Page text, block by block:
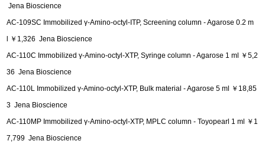
Jena Bioscience
AC-109SC Immobilized γ-Amino-octyl-ITP, Screening column - Agarose 0.2 m
l ￥1,326 Jena Bioscience
AC-110C Immobilized γ-Amino-octyl-XTP, Syringe column - Agarose 1 ml ￥5,2
36 Jena Bioscience
AC-110L Immobilized γ-Amino-octyl-XTP, Bulk material - Agarose 5 ml ￥18,85
3 Jena Bioscience
AC-110MP Immobilized γ-Amino-octyl-XTP, MPLC column - Toyopearl 1 ml ￥1
7,799 Jena Bioscience